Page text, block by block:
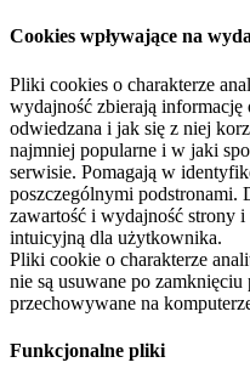
Cookies wpływające na
Pliki cookies o charakterze
wydajność zbierają informację
odwiedzana i jak się z niej
najmniej popularne i w jaki
serwisie. Pomagają w
poszczególnymi podstronami.
zawartość i wydajność strony
intuicyjną dla użytkownika.
Pliki cookie o charakterze
nie są usuwane po
przechowywane na
Funkcjonalne pliki